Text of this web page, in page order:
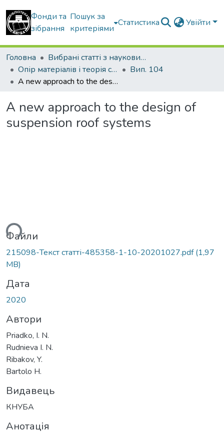
Фонди та
зібрання
Пошук за
критеріями
Статистика Увійти
Головна
Вибрані статті з наукових збірників КНУБА
Опір матеріалів і теорія споруд
Вип. 104
A new approach to the design of suspension roof systems
A new approach to the design of
suspension roof systems
Файли
215098-Текст статті-485358-1-10-20201027.pdf(1,97
MB)
Дата
2020
Автори
Priadko, I. N.
Rudnieva I. N.
Ribakov, Y.
Bartolo H.
Видавець
КНУБА
Анотація